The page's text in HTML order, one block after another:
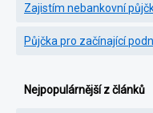
Zajistím nebankovní
Půjčka pro začínající
Nejpopulárnější z článků